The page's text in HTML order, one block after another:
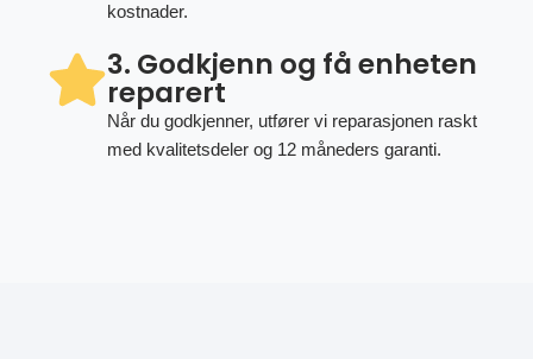
kostnader.
3. Godkjenn og få enheten
reparert
Når du godkjenner, utfører vi reparasjonen raskt
med kvalitetsdeler og 12 måneders garanti.